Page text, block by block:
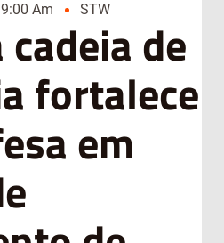
9:00 Am STW
cadeia de
fortalece
em